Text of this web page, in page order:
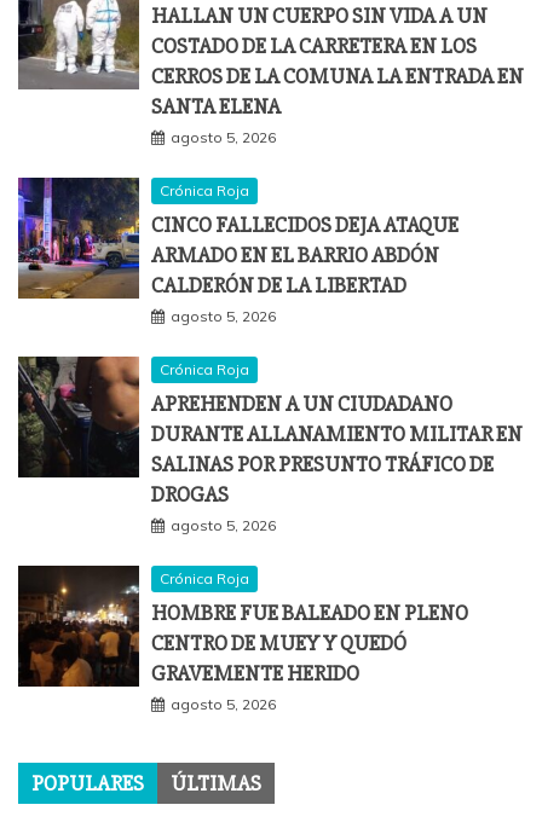
HALLAN UN CUERPO SIN VIDA A UN
COSTADO DE LA CARRETERA EN LOS
CERROS DE LA COMUNA LA ENTRADA EN
SANTA ELENA
agosto 5, 2026
Crónica Roja
CINCO FALLECIDOS DEJA ATAQUE
ARMADO EN EL BARRIO ABDÓN
CALDERÓN DE LA LIBERTAD
agosto 5, 2026
Crónica Roja
APREHENDEN A UN CIUDADANO
DURANTE ALLANAMIENTO MILITAR EN
SALINAS POR PRESUNTO TRÁFICO DE
DROGAS
agosto 5, 2026
Crónica Roja
HOMBRE FUE BALEADO EN PLENO
CENTRO DE MUEY Y QUEDÓ
GRAVEMENTE HERIDO
agosto 5, 2026
POPULARES ÚLTIMAS